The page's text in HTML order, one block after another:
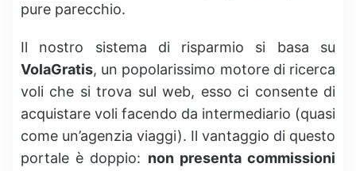
pure parecchio.
Il nostro sistema di risparmio si basa su
VolaGratis, un popolarissimo motore di ricerca
voli che si trova sul web, esso ci consente di
acquistare voli facendo da intermediario (quasi
come un’agenzia viaggi). Il vantaggio di questo
portale è doppio: non presenta commissioni